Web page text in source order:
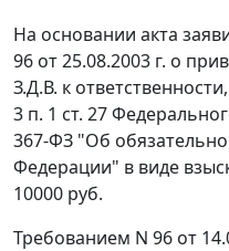
На основании акта
96 от 25.08.2003 г. о
З.Д.В. к
3 п. 1 ст. 27
367-ФЗ "Об
Федерации" в виде
10000 руб.
Требованием N 96 от